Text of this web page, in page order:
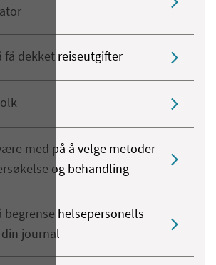
få dekket reiseutgifter
med på å velge metoder
og behandling
begrense helsepersonells
journal